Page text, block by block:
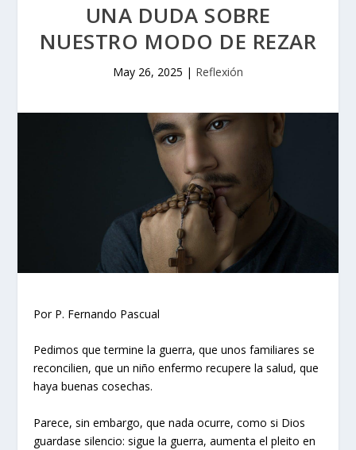
UNA DUDA SOBRE
NUESTRO MODO DE REZAR
May 26, 2025 | Reflexión
Por P. Fernando Pascual
Pedimos que termine la guerra, que unos familiares se
reconcilien, que un niño enfermo recupere la salud, que
haya buenas cosechas.
Parece, sin embargo, que nada ocurre, como si Dios
guardase silencio: sigue la guerra, aumenta el pleito en